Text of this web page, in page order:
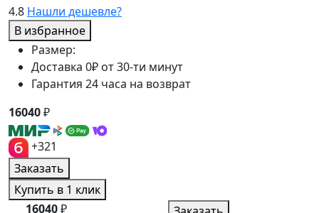
4.8 Нашли дешевле?
В избранное
Размер:
Доставка 0₽ от 30-ти минут
Гарантия 24 часа на возврат
16040₽
+321
Заказать
Купить в 1 клик
16040₽